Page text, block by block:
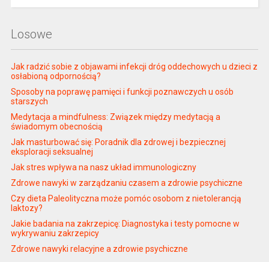
Losowe
Jak radzić sobie z objawami infekcji dróg oddechowych u dzieci z
osłabioną odpornością?
Sposoby na poprawę pamięci i funkcji poznawczych u osób
starszych
Medytacja a mindfulness: Związek między medytacją a
świadomym obecnością
Jak masturbować się: Poradnik dla zdrowej i bezpiecznej
eksploracji seksualnej
Jak stres wpływa na nasz układ immunologiczny
Zdrowe nawyki w zarządzaniu czasem a zdrowie psychiczne
Czy dieta Paleolityczna może pomóc osobom z nietolerancją
laktozy?
Jakie badania na zakrzepicę: Diagnostyka i testy pomocne w
wykrywaniu zakrzepicy
Zdrowe nawyki relacyjne a zdrowie psychiczne